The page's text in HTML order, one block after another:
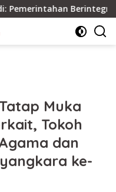
Berintegritas
Muka
Tokoh
dan
ke-